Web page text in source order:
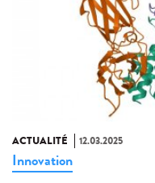
ACTUALITÉ 12.03.2025
Innovation